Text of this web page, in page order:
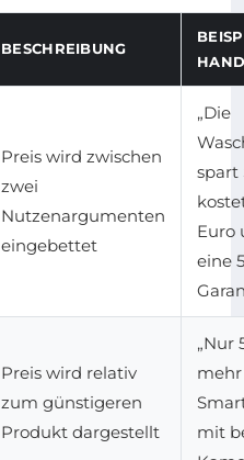
BESCHREIBUNG
Preis wird zwischen
zwei
Nutzenargumenten
eingebettet
„Die
spart
Euro
eine
Preis wird relativ
zum günstigeren
Produkt dargestellt
„Nur
mit